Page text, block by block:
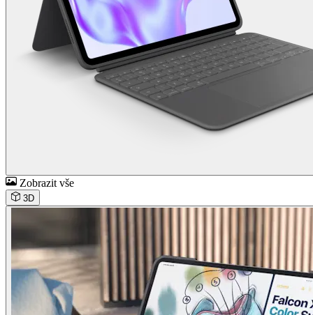
Zobrazit vše
3D